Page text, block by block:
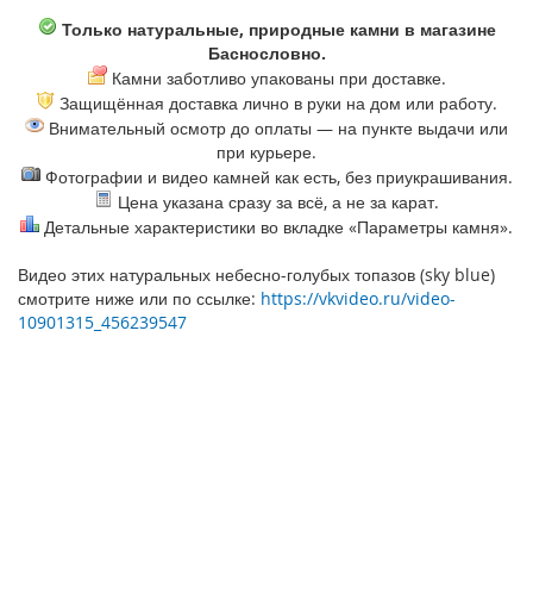
Только натуральные, природные камни в магазине
Баснословно.
Камни заботливо упакованы при доставке.
Защищённая доставка лично в руки на дом или работу.
Внимательный осмотр до оплаты — на пункте выдачи или
при курьере.
Фотографии и видео камней как есть, без приукрашивания.
Цена указана сразу за всё, а не за карат.
Детальные характеристики во вкладке «Параметры камня».
Видео этих натуральных небесно-голубых топазов (sky blue)
смотрите ниже или по ссылке: https://vkvideo.ru/video-
10901315_456239547